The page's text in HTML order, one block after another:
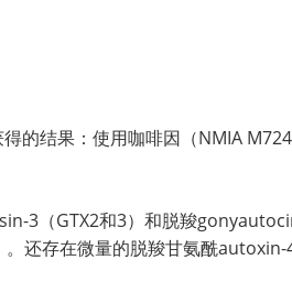
的结果：使用咖啡因（NMIA
3（GTX2和3）和脱羧
还存在微量的脱羧甘氨酰autoxin-